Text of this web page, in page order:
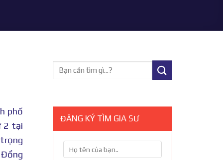
phố
2 tại
ĐĂNG KÝ TÌM GIA SƯ